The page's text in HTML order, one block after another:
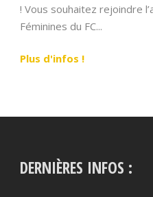
! Vous souhaitez rejoindre
Féminines du FC...
Plus d'infos !
DERNIÈRES INFOS :